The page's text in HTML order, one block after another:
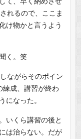
れるので、ここま
け物かと言うよう
く。笑
ながらそのポイン
練成、講習が終わ
になった。
いくら講習の後と
は治らない。だが